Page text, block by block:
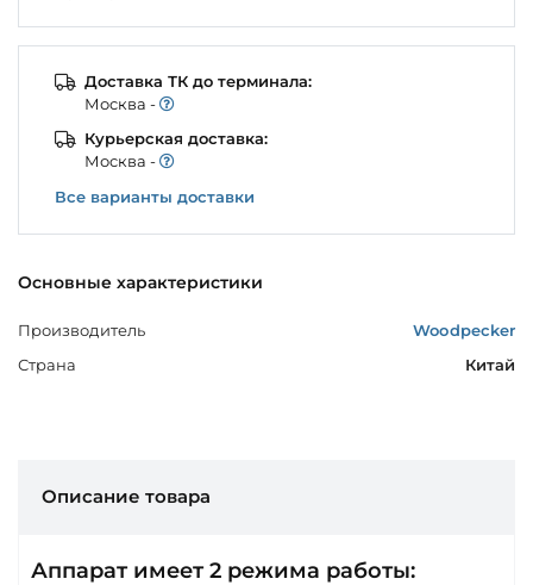
Основные характеристики
Производитель
Woodpecker
Страна
Китай
Доставка ТК до терминала:
Моcква -
Курьерская доставка:
Моcква -
Все варианты доставки
Описание товара
Аппарат имеет 2 режима работы: